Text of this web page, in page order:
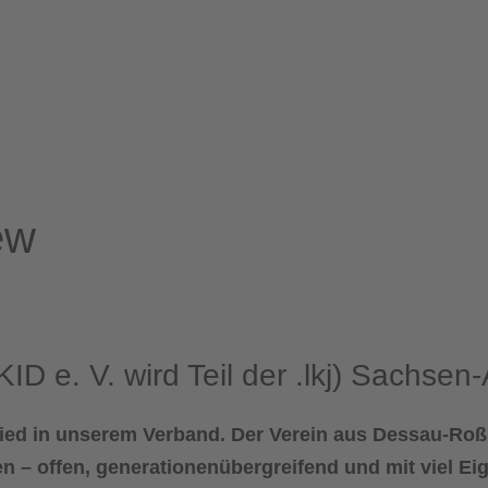
e. V. wird Teil der .lkj)
in unserem Verband. Der Verein aus Dessau-
– offen, generationenübergreifend und mit viel